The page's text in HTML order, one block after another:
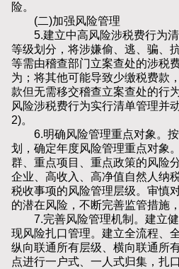
险。
(二)加强风险管理
5.建立中高风险涉税费行为清
等级划分，将涉嫌偷、逃、骗、
等需由稽查部门立案查处的涉税
为；将其他可能导致少缴税费款
款但无需移交稽查立案查处的行
风险涉税费行为实行清单管理并
2)。
6.明确风险管理重点对象。按
划，确定年度风险管理重点对象
群、重点项目、重点政策的风险
企业、高收入、高净值自然人纳
税收事项的风险管理层级。审慎
的潜在风险，不断完善监管措施
7.完善风险管理机制。建立健
现风险扎口管理。建立全流程、
纵向联通所有层级、横向联通所
点进行一户式、一人式归集，扎